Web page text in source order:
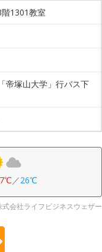
1301教室
帝塚山大学」行バス下
／26℃
会社ライフビジネスウェザー